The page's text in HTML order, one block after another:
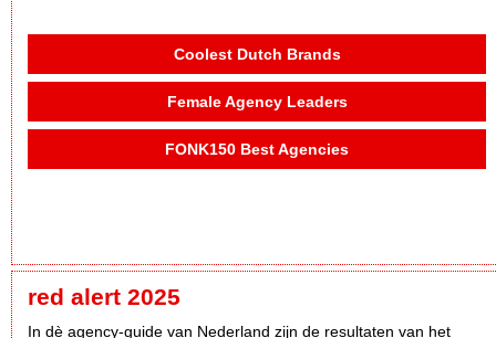
Coolest Dutch Brands
Female Agency Leaders
FONK150 Best Agencies
red alert 2025
In dè agency-guide van Nederland zijn de resultaten van het